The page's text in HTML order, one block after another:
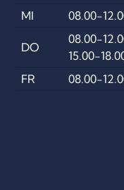
MI
08.00-
DO
08.00-
15.00-
FR
08.00-